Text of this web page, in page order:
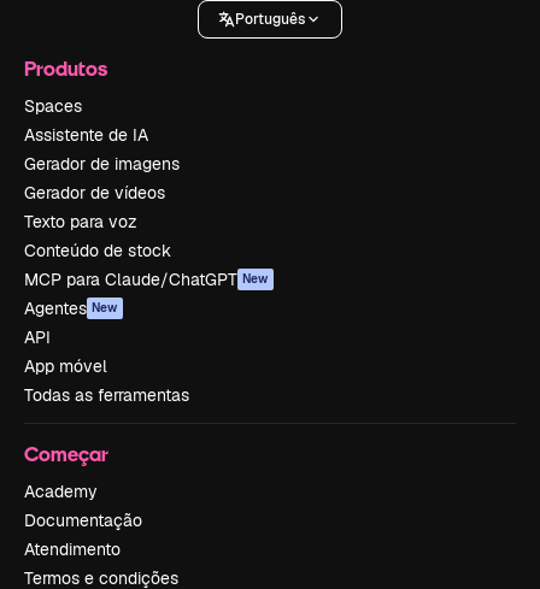
Português
Produtos
Spaces
Assistente de IA
Gerador de imagens
Gerador de vídeos
Texto para voz
Conteúdo de stock
MCP para Claude/ChatGPT New
Agentes New
API
App móvel
Todas as ferramentas
Começar
Academy
Documentação
Atendimento
Termos e condições